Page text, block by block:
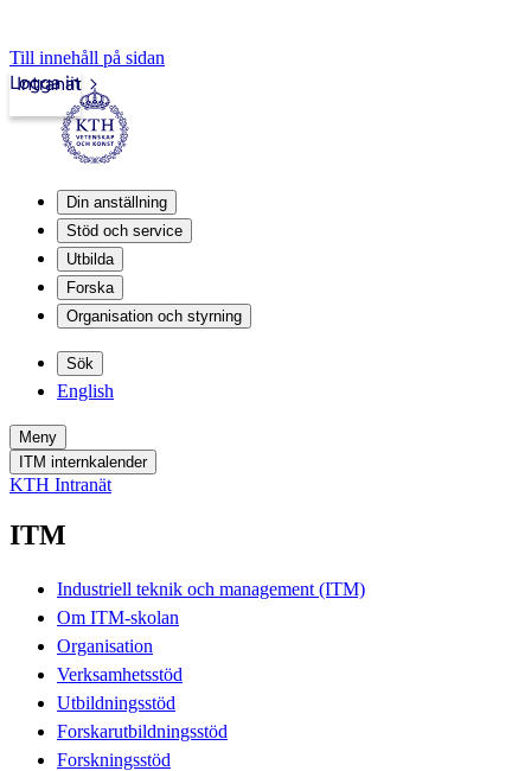
Till innehåll på sidan
Intranät
Logga in
Din anställning
Stöd och service
Utbilda
Forska
Organisation och styrning
Sök
English
Meny
ITM internkalender
KTH Intranät
ITM
Industriell teknik och management (ITM)
Om ITM-skolan
Organisation
Verksamhetsstöd
Utbildningsstöd
Forskarutbildningsstöd
Forskningsstöd